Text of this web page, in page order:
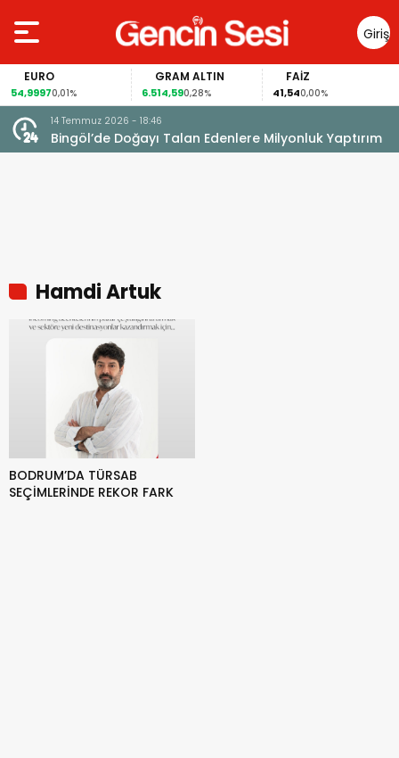
Giriş
Yap
EURO
54,99970,01%
GRAM ALTIN
6.514,590,28%
FAİZ
41,540,00%
14 Temmuz 2026 - 18:46
Bingöl’de Doğayı Talan Edenlere Milyonluk Yaptırım
Hamdi Artuk
BODRUM’DA TÜRSAB
SEÇİMLERİNDE REKOR FARK